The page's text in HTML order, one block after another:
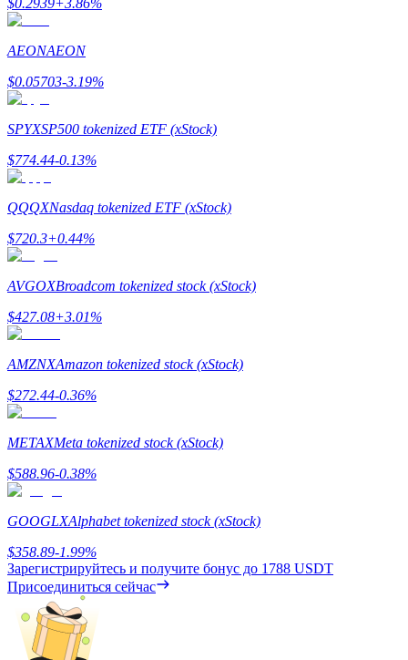
BTC Welcome Rewards
Deposit & Trade BTC to Share 25000 USDT prize pool!
Deposit CASHCAT & Win
Share 500000 CASHCAT prize pool
Exclusive for BitMart Users
Register & Trade to Win 500,000 USDT
Precious Metals Trading Carnival
Trade Gold & Silver · 33,333 USDT Bonus
USDT New User Exclusive 10% APR
USDT Flexible Staking | Daily Rewards
BTC New User Exclusive: 6.5% APR
$0.2939+3.86%
AEONAEON
$0.05703-3.19%
SPYXSP500 tokenized ETF (xStock)
$774.44-0.13%
QQQXNasdaq tokenized ETF (xStock)
$720.3+0.44%
AVGOXBroadcom tokenized stock (xStock)
$427.08+3.01%
AMZNXAmazon tokenized stock (xStock)
$272.44-0.36%
METAXMeta tokenized stock (xStock)
$588.96-0.38%
GOOGLXAlphabet tokenized stock (xStock)
$358.89-1.99%
Зарегистрируйтесь и получите бонус до 1788 USDT
Присоединиться сейчас